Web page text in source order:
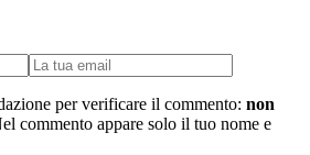
per verificare il commento: non
commento appare solo il tuo nome e